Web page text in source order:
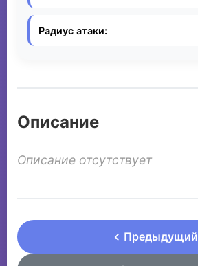
Радиус атаки:
Описание
Описание отсутствует
Предыдущий